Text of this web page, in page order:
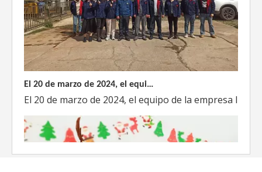
El 20 de marzo de 2024, el equipo de la empresa